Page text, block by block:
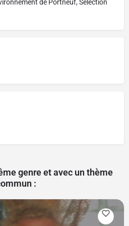
de Portneuf, Sélection
genre et avec un thème
: